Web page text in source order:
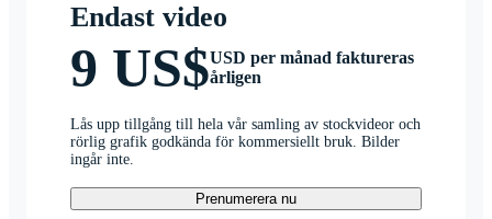
Endast video
9 US$USD per månad faktureras
årligen
Lås upp tillgång till hela vår samling av stockvideor och
rörlig grafik godkända för kommersiellt bruk. Bilder
ingår inte.
Prenumerera nu